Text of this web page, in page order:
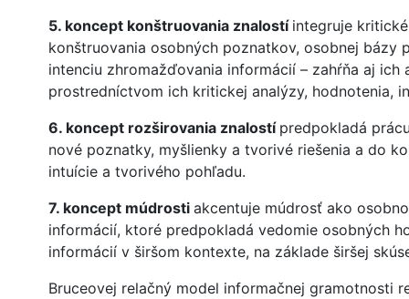
5. koncept konštruovania znalostí integruje
konštruovania osobných poznatkov, osobnej
intenciu zhromažďovania informácií – zahŕňa aj
prostredníctvom ich kritickej analýzy, hodnotenia,
6. koncept rozširovania znalostí predpokladá
nové poznatky, myšlienky a tvorivé riešenia a do
intuície a tvorivého pohľadu.
7. koncept múdrosti akcentuje múdrosť ako
informácií, ktoré predpokladá vedomie osobných
informácií v širšom kontexte, na základe širšej
Bruceovej relačný model informačnej gramotnosti